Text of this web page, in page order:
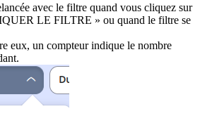
avec le filtre quand vous cliquez sur
LE FILTRE » ou quand le filtre se
eux, un compteur indique le nombre